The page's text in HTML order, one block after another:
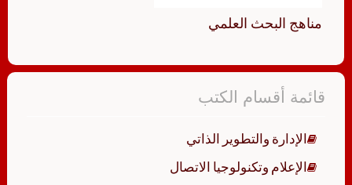
مناهج البحث العلمي
قائمة أقسام الكتب
الإدارة والتطوير الذاتي
الإعلام وتكنولوجيا الاتصال